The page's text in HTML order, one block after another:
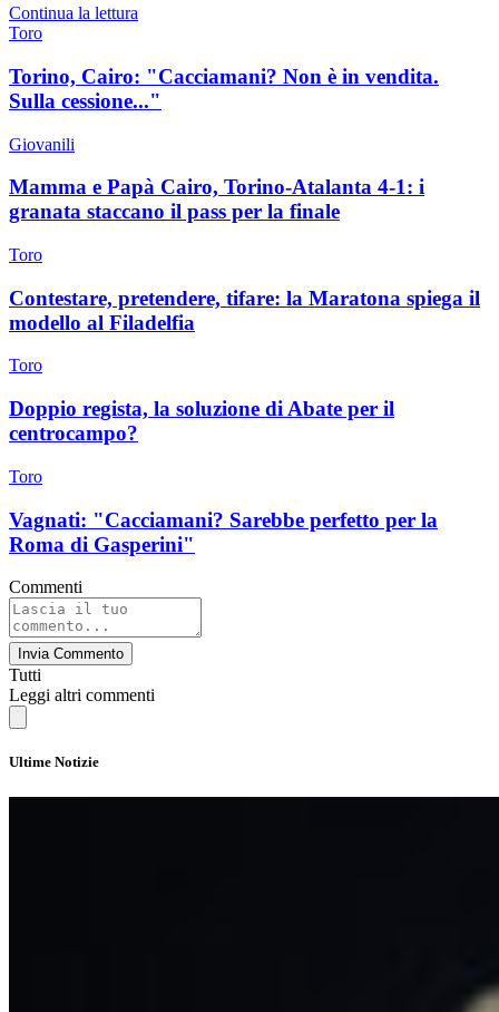
Continua la lettura
Toro
Torino, Cairo: "Cacciamani? Non è in vendita.
Sulla cessione..."
Giovanili
Mamma e Papà Cairo, Torino-Atalanta 4-1: i
granata staccano il pass per la finale
Toro
Contestare, pretendere, tifare: la Maratona spiega il
modello al Filadelfia
Toro
Doppio regista, la soluzione di Abate per il
centrocampo?
Toro
Vagnati: "Cacciamani? Sarebbe perfetto per la
Roma di Gasperini"
Commenti
Invia Commento
Tutti
Leggi altri commenti
Ultime Notizie